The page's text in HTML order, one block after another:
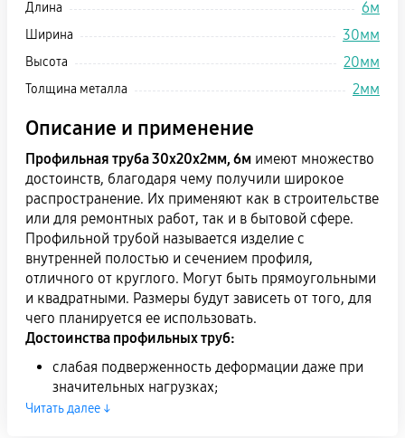
Длина 6м
Ширина 30мм
Высота 20мм
Толщина металла 2мм
Описание и применение
Профильная труба 30х20х2мм, 6м имеют множество
достоинств, благодаря чему получили широкое
распространение. Их применяют как в строительстве
или для ремонтных работ, так и в бытовой сфере.
Профильной трубой называется изделие с
внутренней полостью и сечением профиля,
отличного от круглого. Могут быть прямоугольными
и квадратными. Размеры будут зависеть от того, для
чего планируется ее использовать.
Достоинства профильных труб:
слабая подверженность деформации даже при
значительных нагрузках;
небольшой вес;
Читать далее ↓